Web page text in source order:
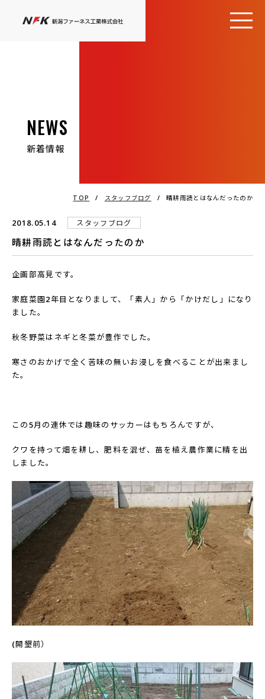
NEWS
新着情報
TOP / スタッフブログ / 晴耕雨読とはなんだったのか
2018.05.14 スタッフブログ
晴耕雨読とはなんだったのか
企画部高見です。
家庭菜園2年目となりまして、「素人」から「かけだし」になり
ました。
秋冬野菜はネギと冬菜が豊作でした。
寒さのおかげで全く苦味の無いお浸しを食べることが出来まし
た。
この5月の連休では趣味のサッカーはもちろんですが、
クワを持って畑を耕し、肥料を混ぜ、苗を植え農作業に精を出
しました。
(開墾前）